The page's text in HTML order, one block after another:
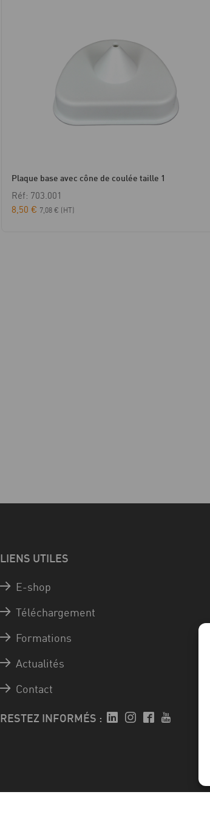
Plaque base avec cône de coulée taille 1
Réf: 703.001
8,50 € 7,08 € (HT)
LIENS UTILES
E-shop
Téléchargement
Formations
Actualités
Contact
RESTEZ INFORMÉS :